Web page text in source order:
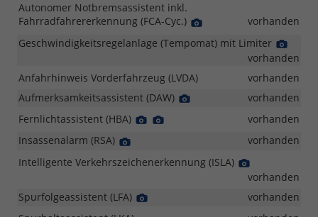
Autonomer Notbremsassistent inkl.
Fahrradfahrererkennung (FCA-Cyc.)
vorhanden
Geschwindigkeitsregelanlage (Tempomat) mit Limiter
Foto
vorhanden
Anfahrhinweis Vorderfahrzeug (LVDA)
vorhanden
Aufmerksamkeitsassistent (DAW)
vorhanden
Fernlichtassistent (HBA)
Detail
vorhanden
Insassenalarm (RSA)
vorhanden
Intelligente Verkehrszeichenerkennung (ISLA)
Foto
vorhanden
Spurfolgeassistent (LFA)
vorhanden